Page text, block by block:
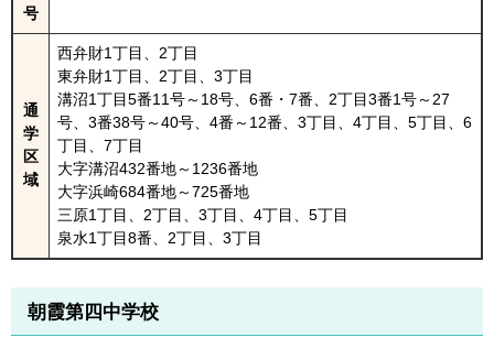
号
通
学
区
域
西弁財1丁目、2丁目
東弁財1丁目、2丁目、3丁目
溝沼1丁目5番11号～18号、6番・7番、2丁目3番1号～27
号、3番38号～40号、4番～12番、3丁目、4丁目、5丁目、6
丁目、7丁目
大字溝沼432番地～1236番地
大字浜崎684番地～725番地
三原1丁目、2丁目、3丁目、4丁目、5丁目
泉水1丁目8番、2丁目、3丁目
朝霞第四中学校